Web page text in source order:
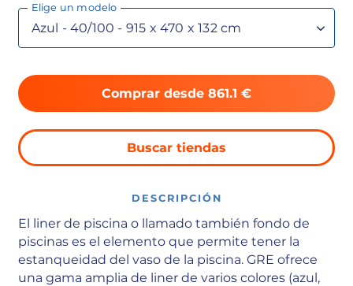
Elige un modelo
Comprar desde 861.1 €
Buscar tiendas
DESCRIPCIÓN
El liner de piscina o llamado también fondo de
piscinas es el elemento que permite tener la
estanqueidad del vaso de la piscina. GRE ofrece
una gama amplia de liner de varios colores (azul,